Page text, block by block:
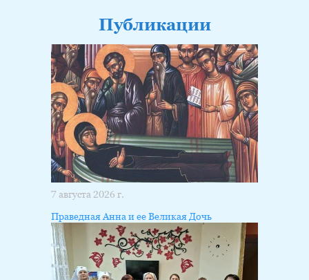
Публикации
7 августа 2026 г.
Праведная Анна и ее Великая Дочь